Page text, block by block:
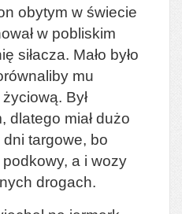
obytym w świecie
w pobliskim
siłacza. Mało było
mu
Był
dlatego miał dużo
dni targowe, bo
a i wozy
drogach.